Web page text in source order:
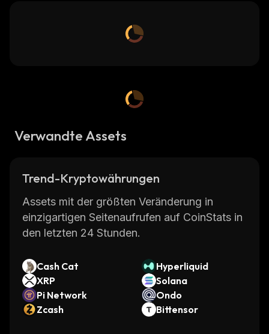
Verwandte Assets
Trend-Kryptowährungen
Assets mit der größten Veränderung in
einzigartigen Seitenaufrufen auf CoinStats in
den letzten 24 Stunden.
Cash Cat
Hyperliquid
XRP
Solana
Pi Network
Ondo
Zcash
Bittensor